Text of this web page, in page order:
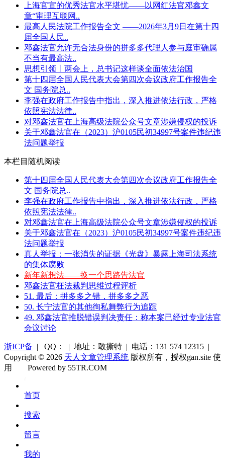
上海官宣的优秀法官水平堪忧——以网红法官邓鑫文
章“审理互联网..
最高人民法院工作报告全文 ——2026年3月9日在第十四
届全国人民..
邓鑫法官允许无合法身份的拼多多代理人参与庭审确属
不当有最高法..
思想引领丨两会上，总书记这样谈全面依法治国
第十四届全国人民代表大会第四次会议政府工作报告全
文 国务院总..
李强在政府工作报告中指出，深入推进依法行政，严格
依照宪法法律..
对邓鑫法官在上海高级法院公众号文章涉嫌侵权的投诉
关于邓鑫法官在（2023）沪0105民初34997号案件违纪违
法问题举报
本栏目随机阅读
第十四届全国人民代表大会第四次会议政府工作报告全
文 国务院总..
李强在政府工作报告中指出，深入推进依法行政，严格
依照宪法法律..
对邓鑫法官在上海高级法院公众号文章涉嫌侵权的投诉
关于邓鑫法官在（2023）沪0105民初34997号案件违纪违
法问题举报
真人举报：一张消失的证据《光盘》暴露上海司法系统
的集体腐败
新年新想法——换一个思路告法官
邓鑫法官枉法裁判思维过程评析
51. 最后：拼多多之错，拼多多之恶
50. 长宁法官的其他徇私舞弊行为追踪
49. 邓鑫法官推脱错误判决责任：称本案已经过专业法官
会议讨论
浙ICP备 | QQ： | 地址：敢撕特 | 电话：131 574 12315 |
Copyright © 2026 天人文章管理系统 版权所有，授权gan.site 使
用
库
Powered by 55TR.COM
首页
搜索
留言
我的